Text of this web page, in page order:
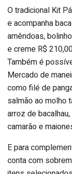
O tradicional Kit
e acompanha
amêndoas,
e creme R$
Também é
Mercado de
como filé de
salmão ao molho
arroz de
camarão e
E para
conta com